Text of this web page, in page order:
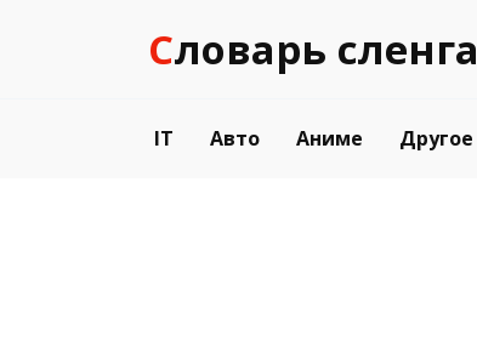
Словарь сленга
IT Авто Аниме Другое